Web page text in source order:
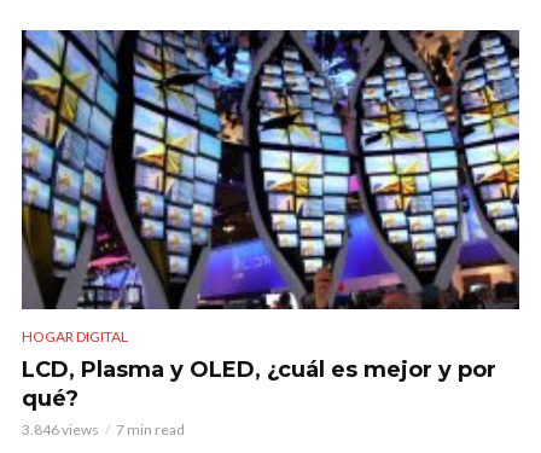
HOGAR DIGITAL
LCD, Plasma y OLED, ¿cuál es mejor y por
qué?
3.846 views 7 min read